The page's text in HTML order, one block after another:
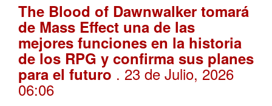
The Blood of Dawnwalker tomará
de Mass Effect una de las
mejores funciones en la historia
de los RPG y confirma sus planes
para el futuro . 23 de Julio, 2026
06:06